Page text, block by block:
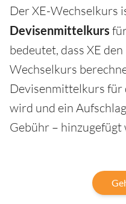
Der XE-Wechselkurs
Devisenmittelkurs
bedeutet, dass XE
Wechselkurs
Devisenmittelkurs für
wird und ein
Gebühr – hinzugefügt